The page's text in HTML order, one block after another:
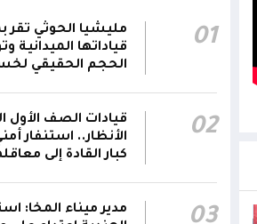
رئيس مجلس القيادة يُصدر
محمد كزمان وكيلاً لقطاع
سعد السقطري وكيلاً
رئيس مجلس القيادة يعين
عبدالعزيز سعيد المحيا
والدفاع الجوي.. ويُعين
01
مليشيا الحوثي تقر
قياداتها الميدانية
الحجم الحقيقي
02
قيادات الصف الأول
الأنظار.. استنفار
كبار القادة إلى
03
مدير ميناء المخا: